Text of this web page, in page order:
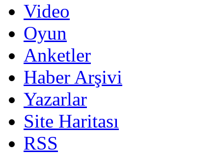
Video
Oyun
Anketler
Haber Arşivi
Yazarlar
Site Haritası
RSS